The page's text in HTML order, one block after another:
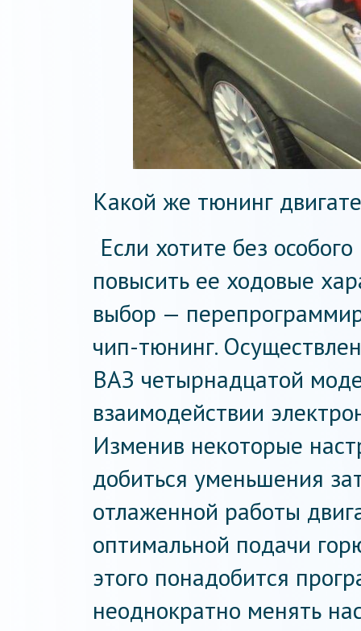
Какой же тюнинг
Если хотите без
повысить ее ходовые
выбор —
чип-тюнинг.
ВАЗ четырнадцатой
взаимодействии
Изменив некоторые
добиться уменьшения
отлаженной работы
оптимальной подачи
этого понадобится
неоднократно менять